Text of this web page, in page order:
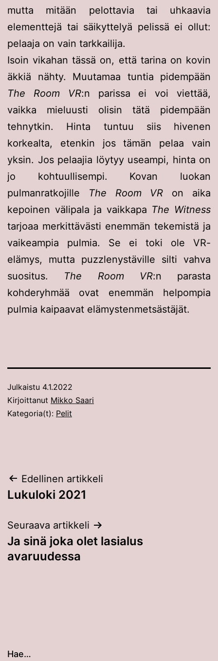
mutta mitään pelottavia tai uhkaavia
elementtejä tai säikyttelyä pelissä ei ollut:
pelaaja on vain tarkkailija.
Isoin vikahan tässä on, että tarina on kovin
äkkiä nähty. Muutamaa tuntia pidempään
The Room VR:n parissa ei voi viettää,
vaikka mieluusti olisin tätä pidempään
tehnytkin. Hinta tuntuu siis hivenen
korkealta, etenkin jos tämän pelaa vain
yksin. Jos pelaajia löytyy useampi, hinta on
jo kohtuullisempi. Kovan luokan
pulmanratkojille The Room VR on aika
kepoinen välipala ja vaikkapa The Witness
tarjoaa merkittävästi enemmän tekemistä ja
vaikeampia pulmia. Se ei toki ole VR-
elämys, mutta puzzlenystäville silti vahva
suositus. The Room VR:n parasta
kohderyhmää ovat enemmän helpompia
pulmia kaipaavat elämystenmetsästäjät.
Julkaistu 4.1.2022
Kirjoittanut Mikko Saari
Kategoria(t): Pelit
Artikkelien
selaus
Edellinen artikkeli
Lukuloki 2021
Seuraava artikkeli
Ja sinä joka olet lasialus
avaruudessa
Hae…
Kun tuloksia tulee, voit selata niitä